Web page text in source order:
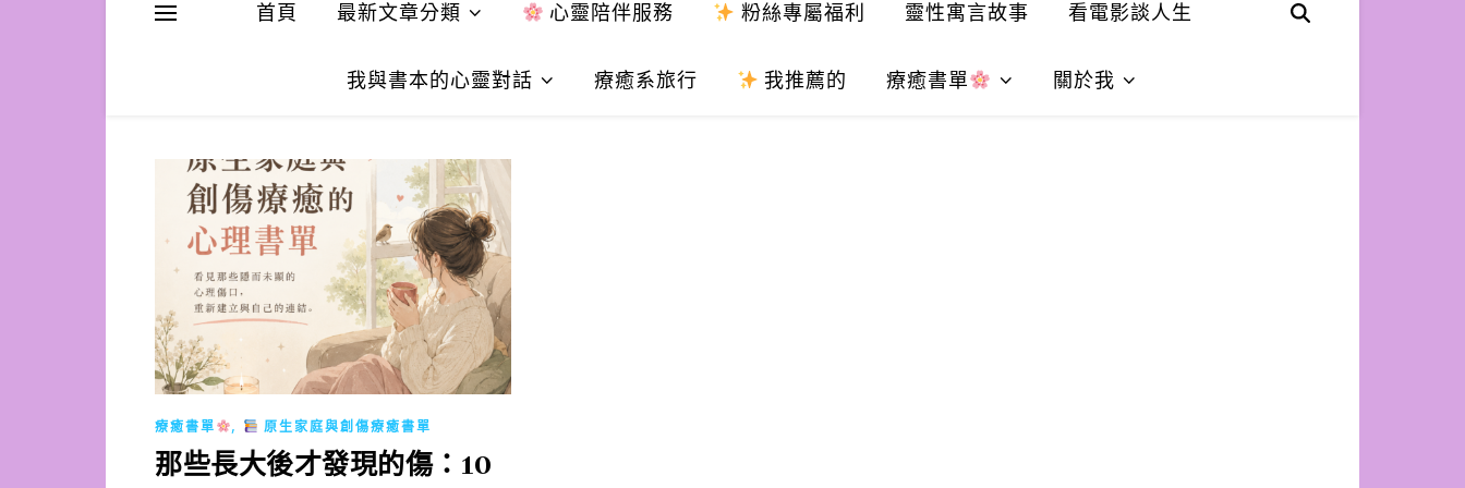
首頁 最新文章分類 心靈陪伴服務 粉絲專屬福利 靈性寓言故事 看電影談人生
我與書本的心靈對話 療癒系旅行 我推薦的 療癒書單 關於我
療癒書單 , 原生家庭與創傷療癒書單
那些長大後才發現的傷：10